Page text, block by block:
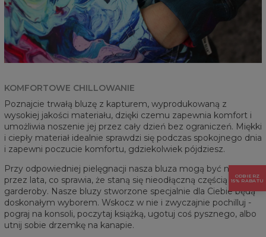
KOMFORTOWE CHILLOWANIE
Poznajcie trwałą bluzę z kapturem, wyprodukowaną z
wysokiej jakości materiału, dzięki czemu zapewnia komfort i
umożliwia noszenie jej przez cały dzień bez ograniczeń. Miękki
i ciepły materiał idealnie sprawdzi się podczas spokojnego dnia
i zapewni poczucie komfortu, gdziekolwiek pójdziesz.
Przy odpowiedniej pielęgnacji nasza bluza mogą być noszone
przez lata, co sprawia, że staną się nieodłączną częścią Twojej
garderoby. Nasze bluzy stworzone specjalnie dla Ciebie będą
doskonałym wyborem. Wskocz w nie i zwyczajnie pochilluj -
pograj na konsoli, poczytaj książką, ugotuj coś pysznego, albo
utnij sobie drzemkę na kanapie.
ODBIERZ
15% RABATU